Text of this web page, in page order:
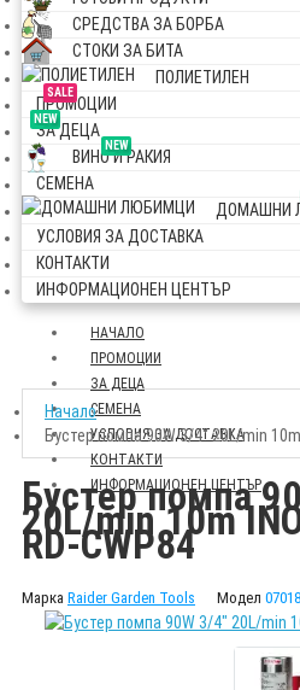
СРЕДСТВА ЗА БОРБА
СТОКИ ЗА БИТА
ПОЛИЕТИЛЕН
SALE
ПРОМОЦИИ
NEW
ЗА ДЕЦА
NEW
ВИНО И РАКИЯ
СЕМЕНА
ДОМАШНИ
УСЛОВИЯ ЗА ДОСТАВКА
КОНТАКТИ
ИНФОРМАЦИОНЕН ЦЕНТЪР
НАЧАЛО
ПРОМОЦИИ
ЗА ДЕЦА
СЕМЕНА
УСЛОВИЯ ЗА ДОСТАВКА
КОНТАКТИ
ИНФОРМАЦИОНЕН ЦЕНТЪР
Начало
Бустер помпа 90W 3/4" 20L/min
Бустер помпа
20L/min 10m
RD-CWP84
Марка Raider Garden Tools Модел